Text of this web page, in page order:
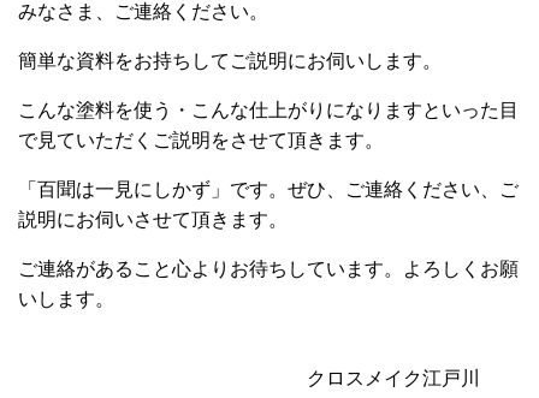
みなさま、ご連絡ください。
簡単な資料をお持ちしてご説明にお伺いします。
こんな塗料を使う・こんな仕上がりになりますといった目
で見ていただくご説明をさせて頂きます。
「百聞は一見にしかず」です。ぜひ、ご連絡ください、ご
説明にお伺いさせて頂きます。
ご連絡があること心よりお待ちしています。よろしくお願
いします。
クロスメイク江戸川